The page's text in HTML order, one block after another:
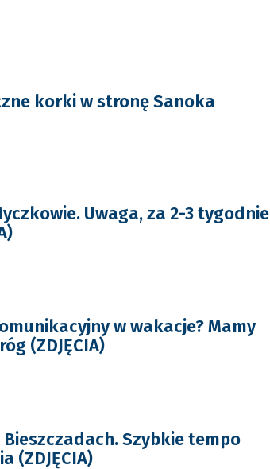
korki w stronę Sanoka
Uwaga, za 2-3 tygodnie
w wakacje? Mamy
(ZDJĘCIA)
Szybkie tempo
(ZDJĘCIA)